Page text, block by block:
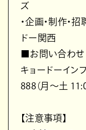
ズ
・企画・制作・
ドー関西
■お問い合わせ
キョードーイン
888（月～土
【注意事項】